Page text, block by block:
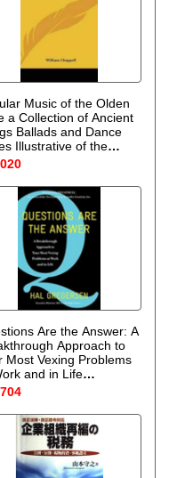
Music of the Olden
a Collection of Ancient
Ballads and Dance
Illustrative of the
Music of England
William）
Are the Answer: A
Approach to
Most Vexing Problems
and in Life
Hal）